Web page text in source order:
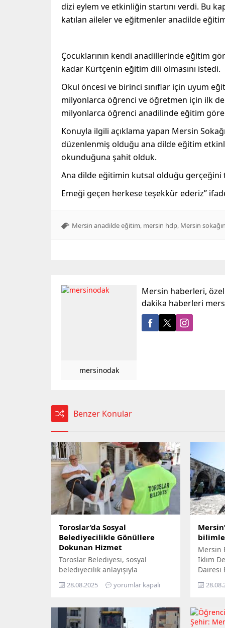
dizi eylem ve etkinliğin startını verdi. Bu
katılan aileler ve eğitmenler anadilde
Çocuklarının kendi anadillerinde eğitim
kadar Kürtçenin eğitim dili olmasını istedi.
Okul öncesi ve birinci sınıflar için uyum
milyonlarca öğrenci ve öğretmen için ilk
milyonlarca öğrenci anadilinde eğitim
Konuyla ilgili açıklama yapan Mersin
düzenlenmiş olduğu ana dilde eğitim
okunduğuna şahit olduk.
Ana dilde eğitimin kutsal olduğu gerçeğini
Emeği geçen herkese teşekkür ederiz”
Mersin anadilde eğitim, mersin hdp, Mersin
mersinodak
Mersin haberleri,
dakika haberleri
Benzer Konular
Toroslar’da Sosyal
Belediyecilikle Gönüllere
Dokunan Hizmet
Toroslar Belediyesi, sosyal
belediyecilik anlayışıyla
vatandaşların gönüllerine
dokunmaya devam ediyor. İlçede
özel gereksinimli bireyler ile gazi
ve şehit aileleri, belediyenin
28.08.2025 yorumlar kapalı
Mersin
İklim
Dairesi
Yıl
ziyaret
Yerde’